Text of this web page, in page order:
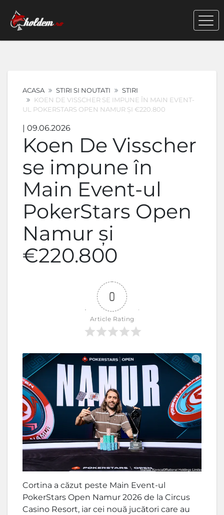
ACASA STIRI SI NOUTATI
STIRI
KOEN DE VISSCHER SE IMPUNE ÎN MAIN EVENT-
UL POKERSTARS OPEN NAMUR ȘI €220.800
| 09.06.2026
Koen De Visscher
se impune în
Main Event-ul
PokerStars Open
Namur și
€220.800
0
Article Rating
Cortina a căzut peste Main Event-ul
PokerStars Open Namur 2026 de la Circus
Casino Resort, iar cei nouă jucători care au